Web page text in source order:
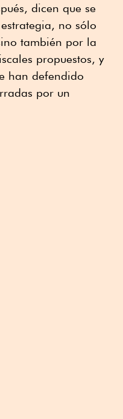
dicen que se
no sólo
también por la
propuestos, y
han defendido
por un